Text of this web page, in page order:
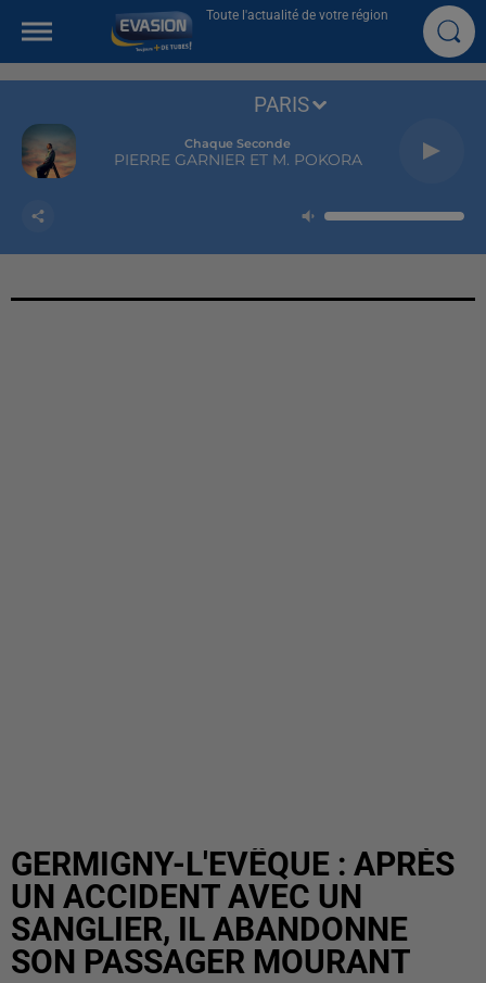
Toute l'actualité de votre région
Chaque Seconde
PIERRE GARNIER ET M. POKORA
PARIS
GERMIGNY-L'EVÊQUE : APRÈS
UN ACCIDENT AVEC UN
SANGLIER, IL ABANDONNE
SON PASSAGER MOURANT